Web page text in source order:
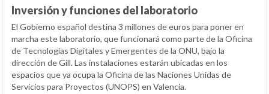
Inversión y funciones del laboratorio
El Gobierno español destina 3 millones de euros para poner en
marcha este laboratorio, que funcionará como parte de la Oficina
de Tecnologías Digitales y Emergentes de la ONU, bajo la
dirección de Gill. Las instalaciones estarán ubicadas en los
espacios que ya ocupa la Oficina de las Naciones Unidas de
Servicios para Proyectos (UNOPS) en Valencia.